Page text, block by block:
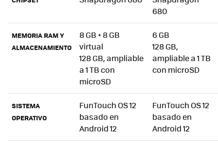
680
MEMORIA RAM Y
ALMACENAMIENTO
8 GB + 8 GB
virtual
128 GB, ampliable
a 1 TB con
microSD
6 GB
128 GB,
ampliable a 1 TB
con microSD
SISTEMA
OPERATIVO
FunTouch OS 12
basado en
Android 12
FunTouch OS 12
basado en
Android 12